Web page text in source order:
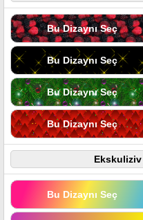
Bu Dizaynı Seç
Bu Dizaynı Seç
Bu Dizaynı Seç
Bu Dizaynı Seç
Bu Dizaynı Seç